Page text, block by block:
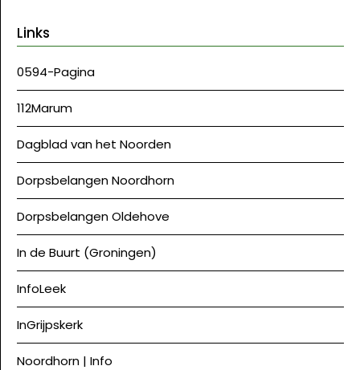
Links
0594-Pagina
112Marum
Dagblad van het Noorden
Dorpsbelangen Noordhorn
Dorpsbelangen Oldehove
In de Buurt (Groningen)
InfoLeek
InGrijpskerk
Noordhorn | Info